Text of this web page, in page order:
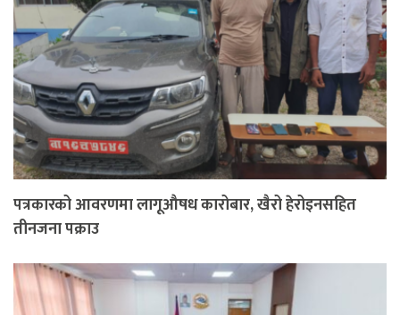
पत्रकारको आवरणमा लागूऔषध कारोबार, खैरो हेरोइनसहित
तीनजना पक्राउ